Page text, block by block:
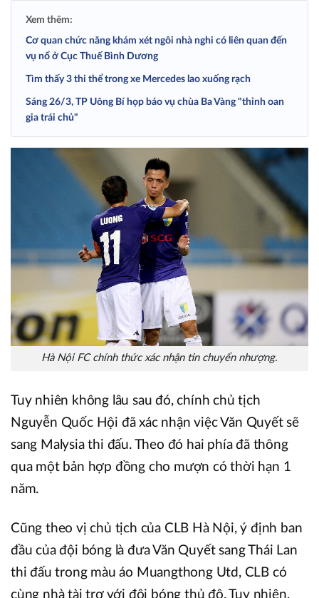
Xem thêm:
Cơ quan chức năng khám xét ngôi nhà nghi có liên quan đến
vụ nổ ở Cục Thuế Bình Dương
Tìm thấy 3 thi thể trong xe Mercedes lao xuống rạch
Sáng 26/3, TP Uông Bí họp báo vụ chùa Ba Vàng "thỉnh oan
gia trái chủ"
Hà Nội FC chính thức xác nhận tin chuyển nhượng.
Tuy nhiên không lâu sau đó, chính chủ tịch
Nguyễn Quốc Hội đã xác nhận việc Văn Quyết sẽ
sang Malysia thi đấu. Theo đó hai phía đã thông
qua một bản hợp đồng cho mượn có thời hạn 1
năm.
Cũng theo vị chủ tịch của CLB Hà Nội, ý định ban
đầu của đội bóng là đưa Văn Quyết sang Thái Lan
thi đấu trong màu áo Muangthong Utd, CLB có
cùng nhà tài trợ với đội bóng thủ đô. Tuy nhiên,